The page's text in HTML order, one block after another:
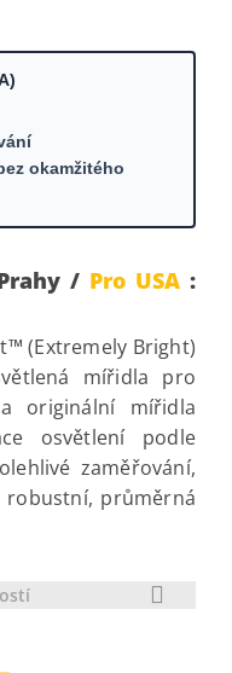
okamžitého
/ Pro USA :
(Extremely Bright)
mířidla pro
originální mířidla
osvětlení podle
zaměřování,
robustní, průměrná